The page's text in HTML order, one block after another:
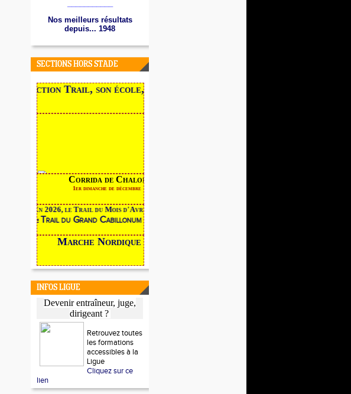
Nos meilleurs résultats
depuis... 1948
SECTIONS HORS STADE
la section Trail, son école, ses traces
Corrida de Chalon
1er dimanche de décembre
En 2026, le Trail du Mois d'Avril devient
Trail du Grand Cabillonum
Marche Nordique
INFOS LIGUE
Devenir entraîneur, juge,
dirigeant ?
Retrouvez toutes
les formations
accessibles à la
Ligue
Cliquez sur ce
lien